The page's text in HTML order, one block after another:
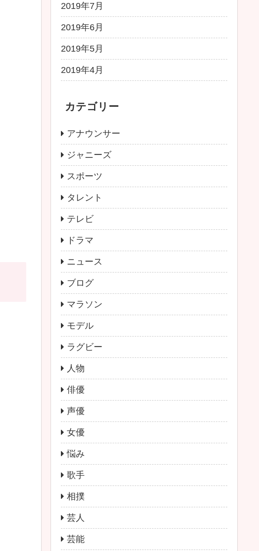
2019年7月
2019年6月
2019年5月
2019年4月
カテゴリー
アナウンサー
ジャニーズ
スポーツ
タレント
テレビ
ドラマ
ニュース
ブログ
マラソン
モデル
ラグビー
人物
俳優
声優
女優
悩み
歌手
相撲
芸人
芸能